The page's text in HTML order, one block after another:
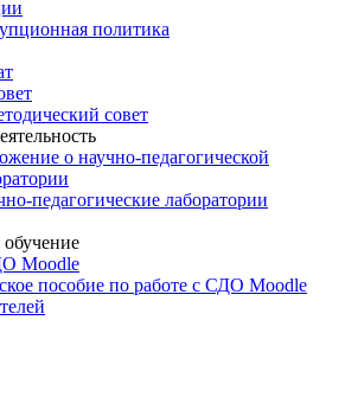
политика
совет
о научно-педагогической
педагогические лаборатории
Moodle
пособие по работе с СДО Moodle